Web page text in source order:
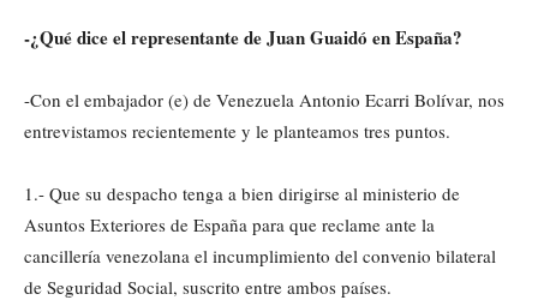
-¿Qué dice el representante de Juan Guaidó en España?
-Con el embajador (e) de Venezuela Antonio Ecarri Bolívar, nos
entrevistamos recientemente y le planteamos tres puntos.
1.- Que su despacho tenga a bien dirigirse al ministerio de
Asuntos Exteriores de España para que reclame ante la
cancillería venezolana el incumplimiento del convenio bilateral
de Seguridad Social, suscrito entre ambos países.